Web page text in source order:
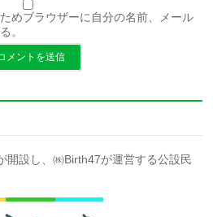
めブラウザーに自分の名前、メール
。
開設し、㈱Birth47が運営する公設民